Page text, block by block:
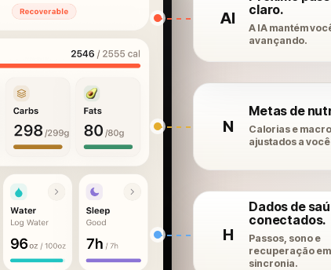
N
Metas de
Calorias e
ajustados a
H
Dados de
conectados.
Passos, sono e
recuperação em
sincronia.
AI
claro.
A IA mantém
avançando.